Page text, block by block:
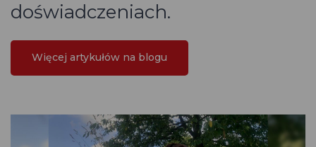
doświadczeniach.
Więcej artykułów na blogu